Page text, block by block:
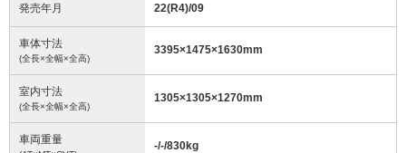
発売年月 22(R4)/09
車体寸法
(全長×全幅×全高)
3395×1475×1630mm
室内寸法
(全長×全幅×全高)
1305×1305×1270mm
車両重量 -/-/830kg